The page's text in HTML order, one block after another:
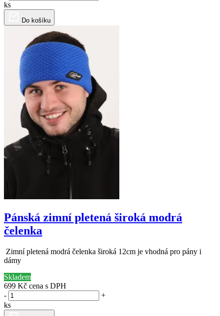
ks
Do košíku
Pánská zimní pletená široká modrá
čelenka
Zimní pletená modrá čelenka široká 12cm je vhodná pro pány i
dámy
Skladem
699 Kč cena s DPH
-
+
ks